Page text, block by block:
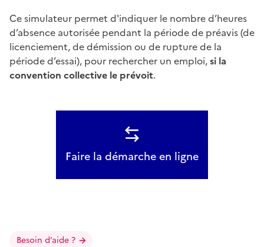
Ce simulateur permet d'indiquer le nombre d’heures
d’absence autorisée pendant la période de préavis (de
licenciement, de démission ou de rupture de la
période d’essai), pour rechercher un emploi,si la
convention collective le prévoit.
Faire la démarche en ligne
Besoin d’aide ?